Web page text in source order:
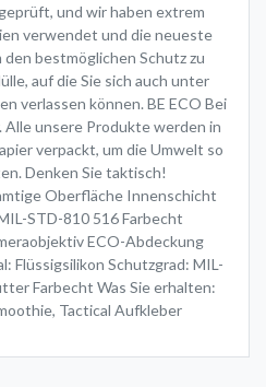
und wir haben extrem
verwendet und die neueste
bestmöglichen Schutz zu
auf die Sie sich auch unter
verlassen können. BE ECO Bei
Alle unsere Produkte werden in
verpackt, um die Umwelt so
Denken Sie taktisch!
Oberfläche Innenschicht
STD-810 516 Farbecht
ECO-Abdeckung
Flüssigsilikon Schutzgrad: MIL-
Farbecht Was Sie erhalten:
Tactical Aufkleber